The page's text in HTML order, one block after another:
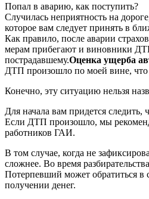
Попал в аварию, как поступить?
Случилась неприятность на
которое вам следует принять в
Как правило, после аварии
мерам прибегают и виновники
пострадавшему.Оценка ущерба
ДТП произошло по моей вине, что
Конечно, эту ситуацию нельзя
Для начала вам придется
Если ДТП произошло, мы
работников ГАИ.
В том случае, когда не
сложнее. Во время
Потерпевший может обратиться в
получении денег.